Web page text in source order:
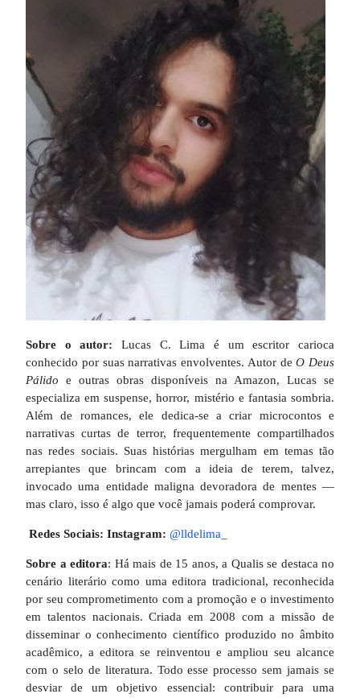
Sobre o autor: Lucas C. Lima é um escritor carioca
conhecido por suas narrativas envolventes. Autor deO Deus
Pálido e outras obras disponíveis na Amazon, Lucas se
especializa em suspense, horror, mistério e fantasia sombria.
Além de romances, ele dedica-se a criar microcontos e
narrativas curtas de terror, frequentemente compartilhados
nas redes sociais. Suas histórias mergulham em temas tão
arrepiantes que brincam com a ideia de terem, talvez,
invocado uma entidade maligna devoradora de mentes —
mas claro, isso é algo que você jamais poderá comprovar.
Redes Sociais: Instagram: @lldelima_
Sobre a editora: Há mais de 15 anos, a Qualis se destaca no
cenário literário como uma editora tradicional, reconhecida
por seu comprometimento com a promoção e o investimento
em talentos nacionais. Criada em 2008 com a missão de
disseminar o conhecimento científico produzido no âmbito
acadêmico, a editora se reinventou e ampliou seu alcance
com o selo de literatura. Todo esse processo sem jamais se
desviar de um objetivo essencial: contribuir para uma